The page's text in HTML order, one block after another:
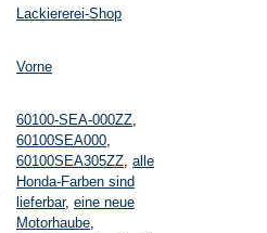
Lackiererei-Shop
Vorne
60100-SEA-000ZZ,
60100SEA000,
60100SEA305ZZ, alle
Honda-Farben sind
lieferbar, eine neue
Motorhaube,